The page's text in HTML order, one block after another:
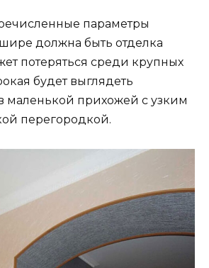
параметры
должна быть отделка
потеряться среди крупных
будет выглядеть
маленькой прихожей с узким
перегородкой.